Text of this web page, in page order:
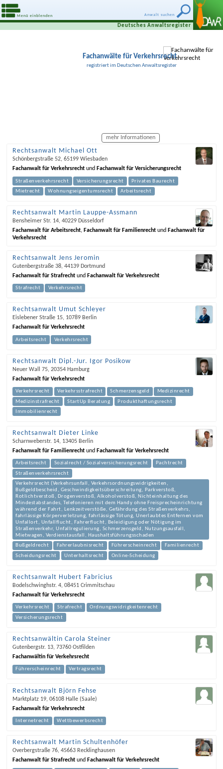
Anwalt suchen
Menü einblenden
Deutsches Anwaltsregister
Fachanwälte für Verkehrsrecht
registriert im Deutschen Anwaltsregister
mehr Informationen
Rechtsanwalt Michael Ott
Schönbergstraße 52, 65199 Wiesbaden
Fachanwalt für Verkehrsrechtund Fachanwalt für Versicherungsrecht
Straßenverkehrsrecht Versicherungsrecht
Privates Baurecht
Mietrecht
Wohnungseigentumsrecht Arbeitsrecht
Rechtsanwalt Martin Lauppe-Assmann
Bensheimer Str. 14, 40229 Düsseldorf
Fachanwalt für Arbeitsrecht, Fachanwalt für Familienrechtund Fachanwalt für
Verkehrsrecht
Rechtsanwalt Jens Jeromin
Gutenbergstraße 38, 44139 Dortmund
Fachanwalt für Strafrechtund Fachanwalt für Verkehrsrecht
Strafrecht Verkehrsrecht
Rechtsanwalt Umut Schleyer
Eislebener Straße 15, 10789 Berlin
Fachanwalt für Verkehrsrecht
Arbeitsrecht Verkehrsrecht
Rechtsanwalt Dipl.-Jur. Igor Posikow
Neuer Wall 75, 20354 Hamburg
Fachanwalt für Verkehrsrecht
Verkehrsrecht Verkehrsstrafrecht Schmerzensgeld
Medizinrecht
Medizinstrafrecht
StartUp Beratung
Produkthaftungsrecht
Immobilienrecht
Rechtsanwalt Dieter Linke
Scharnweberstr. 14, 13405 Berlin
Fachanwalt für Familienrechtund Fachanwalt für Verkehrsrecht
Arbeitsrecht Sozialrecht / Sozialversicherungsrecht
Pachtrecht
Straßenverkehrsrecht
Verkehrsrecht (Verkehrsunfall, Verkehrsordnungswidrigkeiten,
Bußgeldbescheid, Geschwindigkeitsüberschreitung, Parkverstoß,
Rotlichtverstoß, Drogenverstoß, Alkoholverstoß, Nichteinhaltung des
Mindestabstandes, Telefonieren mit dem Handy ohne Freisprecheinrichtung
während der Fahrt, Lenkzeitverstöße, Gefährdung des Straßenverkehrs,
fahrlässige Körperverletzung, fahrlässige Tötung, Unerlaubtes Entfernen vom
Unfallort, Unfallflucht, Fahrerflucht, Beleidigung oder Nötigung im
Straßenverkehr, Unfallregulierung, Schmerzensgeld, Nutzungsausfall,
Mietwagen, Verdienstausfall, Haushaltsführungsschaden
Bußgeldrecht
Fahrerlaubnisrecht Führerscheinrecht
Familienrecht
Scheidungsrecht
Unterhaltsrecht Online-Scheidung
Rechtsanwalt Hubert Fabricius
Bodelschwinghstr. 4, 08451 Crimmitschau
Fachanwalt für Verkehrsrecht
Verkehrsrecht Strafrecht
Ordnungswidrigkeitenrecht
Versicherungsrecht
Rechtsanwältin Carola Steiner
Gutenbergstr. 13, 73760 Ostfilden
Fachanwältin für Verkehrsrecht
Führerscheinrecht Vertragsrecht
Rechtsanwalt Björn Fehse
Marktplatz 19, 06108 Halle (Saale)
Fachanwalt für Verkehrsrecht
Internetrecht Wettbewerbsrecht
Rechtsanwalt Martin Schultenhöfer
Overbergstraße 76, 45663 Recklinghausen
Fachanwalt für Strafrechtund Fachanwalt für Verkehrsrecht